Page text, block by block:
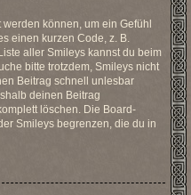
können, um ein Gefühl
einen kurzen Code, z. B.
aller Smileys kannst du beim
bitte trotzdem, Smileys nicht
Beitrag schnell unlesbar
deinen Beitrag
löschen. Die Board-
Smileys begrenzen, die du in